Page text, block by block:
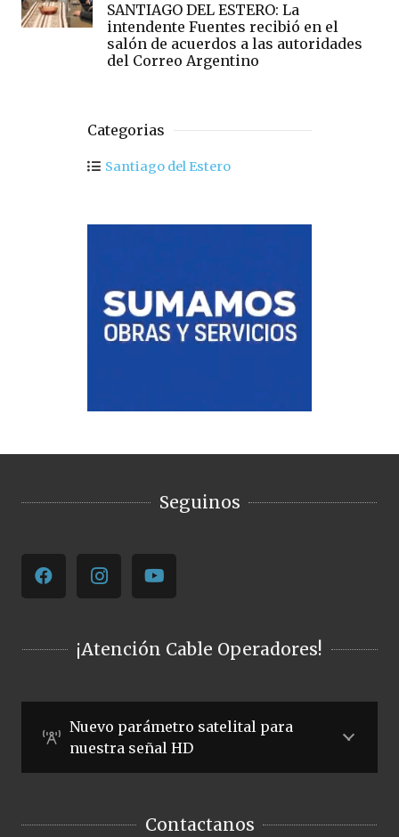
SANTIAGO DEL ESTERO: La
intendente Fuentes recibió en el
salón de acuerdos a las autoridades
del Correo Argentino
Categorias
Santiago del Estero
Seguinos
¡Atención Cable Operadores!
Nuevo parámetro satelital para
nuestra señal HD
Contactanos